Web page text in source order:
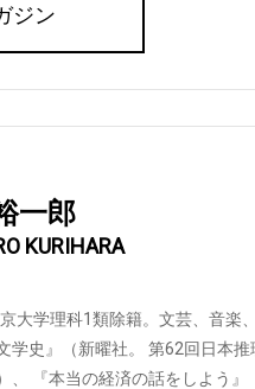
ジン
一郎
KURIHARA
大学理科1類除籍。文芸、音楽
学史』（新曜社。 第62回日本
、 『本当の経済の話をしよう